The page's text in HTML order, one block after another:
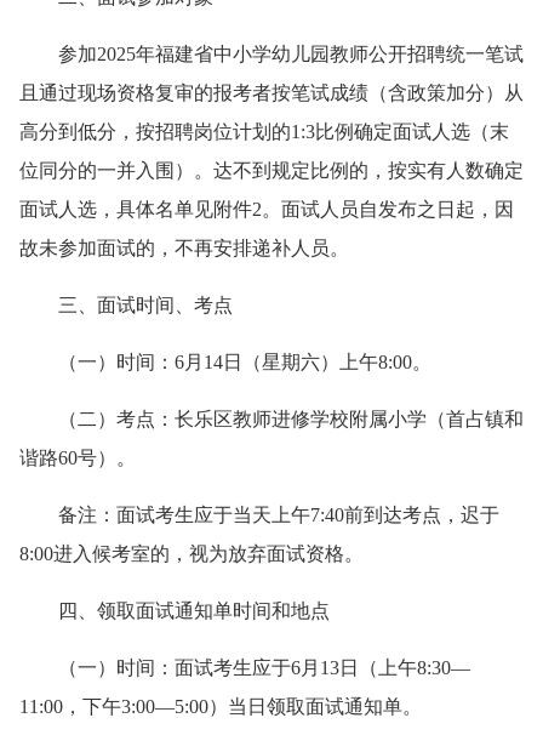
参加2025年福建省中小学幼儿园教师公开招聘统一笔试
且通过现场资格复审的报考者按笔试成绩（含政策加分）从
高分到低分，按招聘岗位计划的1:3比例确定面试人选（末
位同分的一并入围）。达不到规定比例的，按实有人数确定
面试人选，具体名单见附件2。面试人员自发布之日起，因
故未参加面试的，不再安排递补人员。
三、面试时间、考点
（一）时间：6月14日（星期六）上午8:00。
（二）考点：长乐区教师进修学校附属小学（首占镇和
谐路60号）。
备注：面试考生应于当天上午7:40前到达考点，迟于
8:00进入候考室的，视为放弃面试资格。
四、领取面试通知单时间和地点
（一）时间：面试考生应于6月13日（上午8:30—
11:00，下午3:00—5:00）当日领取面试通知单。